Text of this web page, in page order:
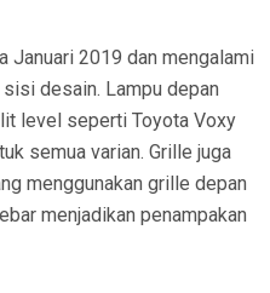
Januari 2019 dan mengalami
desain. Lampu depan
level seperti Toyota Voxy
semua varian. Grille juga
menggunakan grille depan
menjadikan penampakan